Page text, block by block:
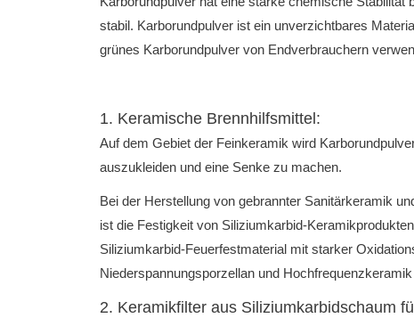
stabil. Karborundpulver ist ein unverzichtbares
grünes Karborundpulver von Endverbrauchern
1. Keramische Brennhilfsmittel:
Auf dem Gebiet der Feinkeramik wird
auszukleiden und eine Senke zu machen.
Bei der Herstellung von gebrannter Sanitärkeramik
ist die Festigkeit von Siliziumkarbid-
Siliziumkarbid-Feuerfestmaterial mit starker
Niederspannungsporzellan und
2. Keramikfilter aus Siliziumkarbidschaum